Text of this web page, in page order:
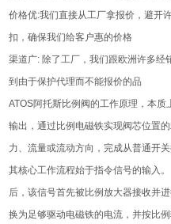
价格优:我们直接从工厂拿报价，避开
扣，确保我们给客户惠的价格
渠道广: 除了工厂，我们跟欧洲许多经
到由于保护代理而不能报价的品
ATOS阿托斯比例阀的工作原理，本
输出，通过比例电磁铁实现阀芯位置
力、流量或流动方向，完成从普通开
其核心工作流程始于指令信号的输入
后，该信号首先被比例放大器接收并
换为足够驱动电磁铁的电流，并按比